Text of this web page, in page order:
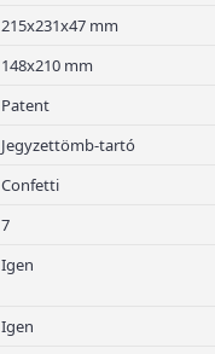
215x231x47 mm
148x210 mm
Patent
Jegyzettömb-tartó
Confetti
7
Igen
Igen